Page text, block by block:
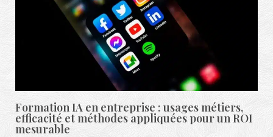
Formation IA en entreprise : usages métiers,
efficacité et méthodes appliquées pour un ROI
mesurable